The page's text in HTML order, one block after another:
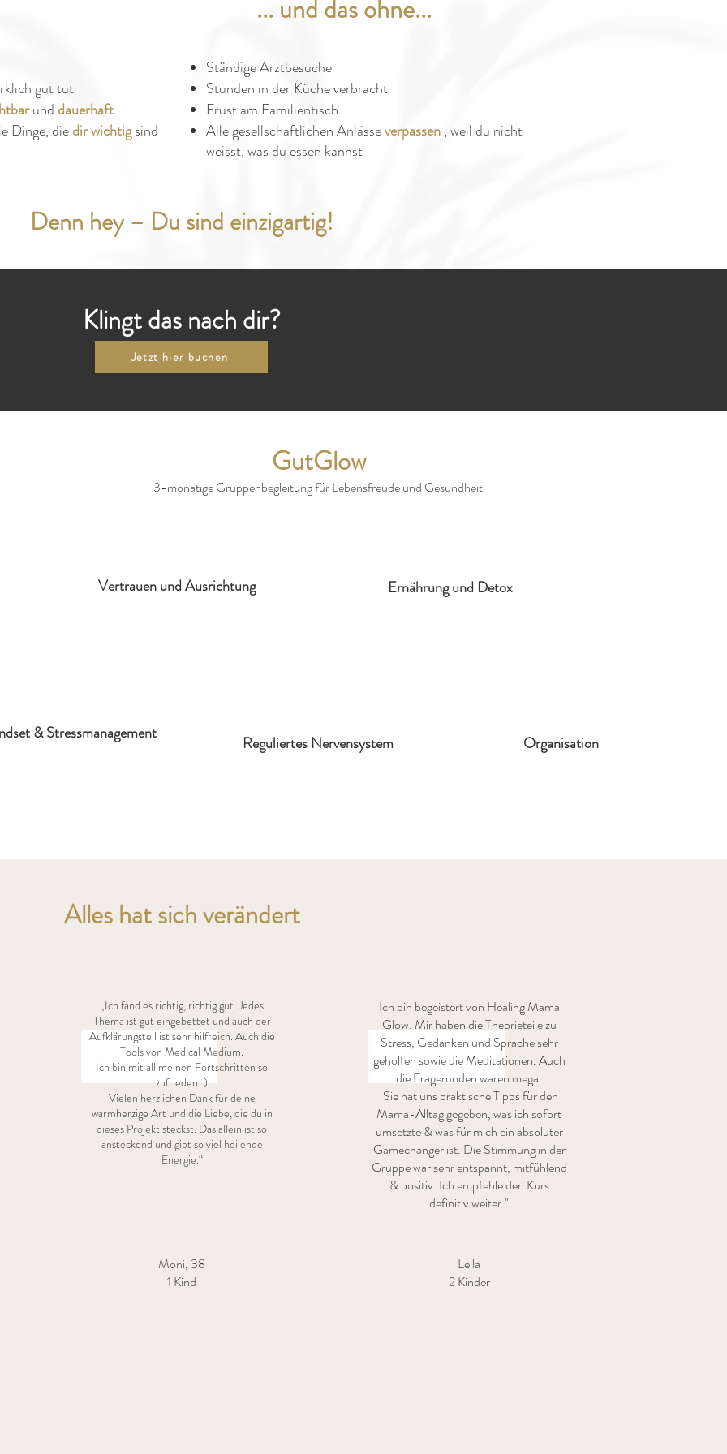
gut tut
und dauerhaft
Dinge, diedir wichtigsind
... und das ohne...
Ständige Arztbesuche
Stunden in der Küche verbracht
Frust am Familientisch
Alle gesellschaftlichen Anlässeverpassen, weil du nicht
weisst, was du essen kannst
Denn hey – Du sind einzigartig!
Klingt das nach dir?
Jetzt hier buchen
GutGlow
3-monatige Gruppenbegleitung für Lebensfreude und Gesundheit
Vertrauen und Ausrichtung Ernährung und Detox
& Stressmanagement Reguliertes Nervensystem Organisation
Alles hat sich verändert
„Ich fand es richtig, richtig gut. Jedes
Thema ist gut eingebettet und auch der
Aufklärungsteil ist sehr hilfreich. Auch die
Tools von Medical Medium.
Ich bin mit all meinen Fortschritten so
zufrieden :)
Vielen herzlichen Dank für deine
warmherzige Art und die Liebe, die du in
dieses Projekt steckst. Das allein ist so
ansteckend und gibt so viel heilende
Energie.“
Moni, 38
1 Kind
Ich bin begeistert von Healing Mama
Glow. Mir haben die Theorieteile zu
Stress, Gedanken und Sprache sehr
geholfen sowie die Meditationen. Auch
die Fragerunden waren mega.
Sie hat uns praktische Tipps für den
Mama-Alltag gegeben, was ich sofort
umsetzte & was für mich ein absoluter
Gamechanger ist. Die Stimmung in der
Gruppe war sehr entspannt, mitfühlend
& positiv. Ich empfehle den Kurs
definitiv weiter."
Leila
2 Kinder